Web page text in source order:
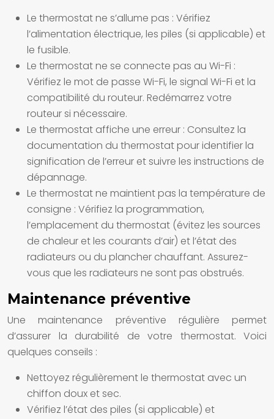
Le thermostat ne s’allume pas : Vérifiez
l’alimentation électrique, les piles (si applicable) et
le fusible.
Le thermostat ne se connecte pas au Wi-Fi :
Vérifiez le mot de passe Wi-Fi, le signal Wi-Fi et la
compatibilité du routeur. Redémarrez votre
routeur si nécessaire.
Le thermostat affiche une erreur : Consultez la
documentation du thermostat pour identifier la
signification de l’erreur et suivre les instructions de
dépannage.
Le thermostat ne maintient pas la température de
consigne : Vérifiez la programmation,
l’emplacement du thermostat (évitez les sources
de chaleur et les courants d’air) et l’état des
radiateurs ou du plancher chauffant. Assurez-
vous que les radiateurs ne sont pas obstrués.
Maintenance préventive
Une maintenance préventive régulière permet
d’assurer la durabilité de votre thermostat. Voici
quelques conseils :
Nettoyez régulièrement le thermostat avec un
chiffon doux et sec.
Vérifiez l’état des piles (si applicable) et